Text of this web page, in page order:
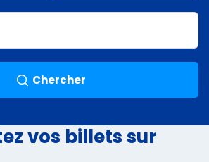
Chercher
vos billets sur